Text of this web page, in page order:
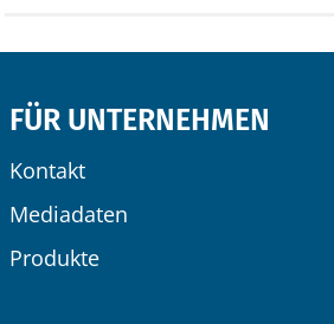
FÜR UNTERNEHMEN
Kontakt
Mediadaten
Produkte